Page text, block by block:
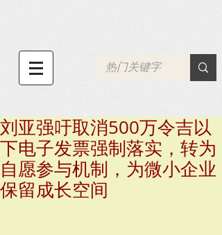
刘亚强吁取消500万令吉以
下电子发票强制落实，转为
自愿参与机制，为微小企业
保留成长空间